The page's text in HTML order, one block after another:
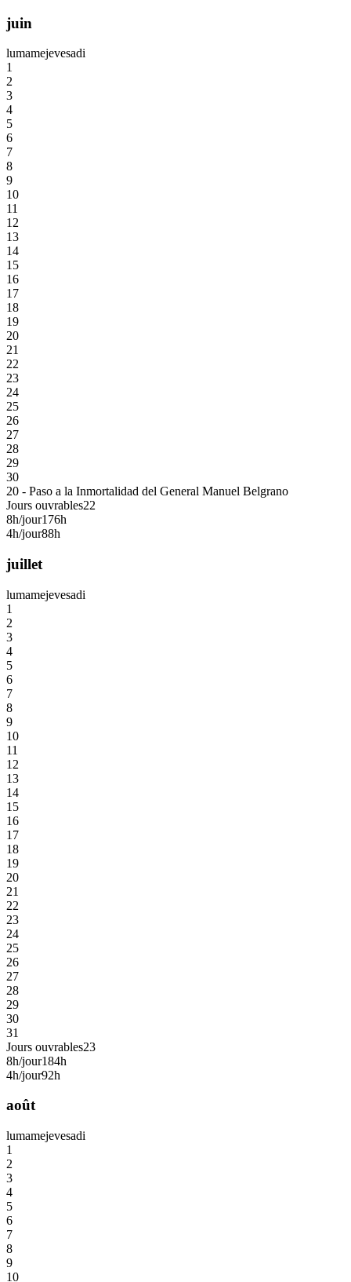
juin
lumamejevesadi
1
2
3
4
5
6
7
8
9
10
11
12
13
14
15
16
17
18
19
20
21
22
23
24
25
26
27
28
29
30
20 - Paso a la Inmortalidad del General Manuel Belgrano
Jours ouvrables22
8h/jour176h
4h/jour88h
juillet
lumamejevesadi
1
2
3
4
5
6
7
8
9
10
11
12
13
14
15
16
17
18
19
20
21
22
23
24
25
26
27
28
29
30
31
Jours ouvrables23
8h/jour184h
4h/jour92h
août
lumamejevesadi
1
2
3
4
5
6
7
8
9
10